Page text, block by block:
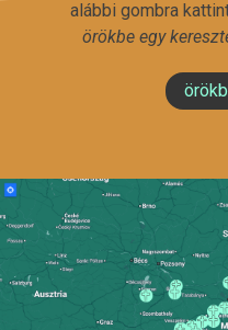
alábbi gombra
örökbe egy